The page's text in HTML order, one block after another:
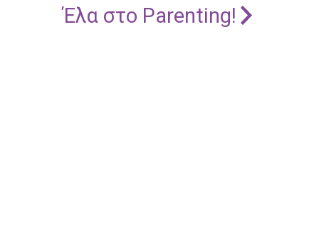
Έλα στο Parenting!